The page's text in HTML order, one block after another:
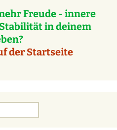
Freude - innere
in deinem
der Startseite